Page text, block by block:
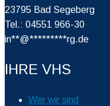
23795 Bad Segeberg
Tel.: 04551 966-30
in**@*********rg.de
IHRE VHS
Wer wir sind